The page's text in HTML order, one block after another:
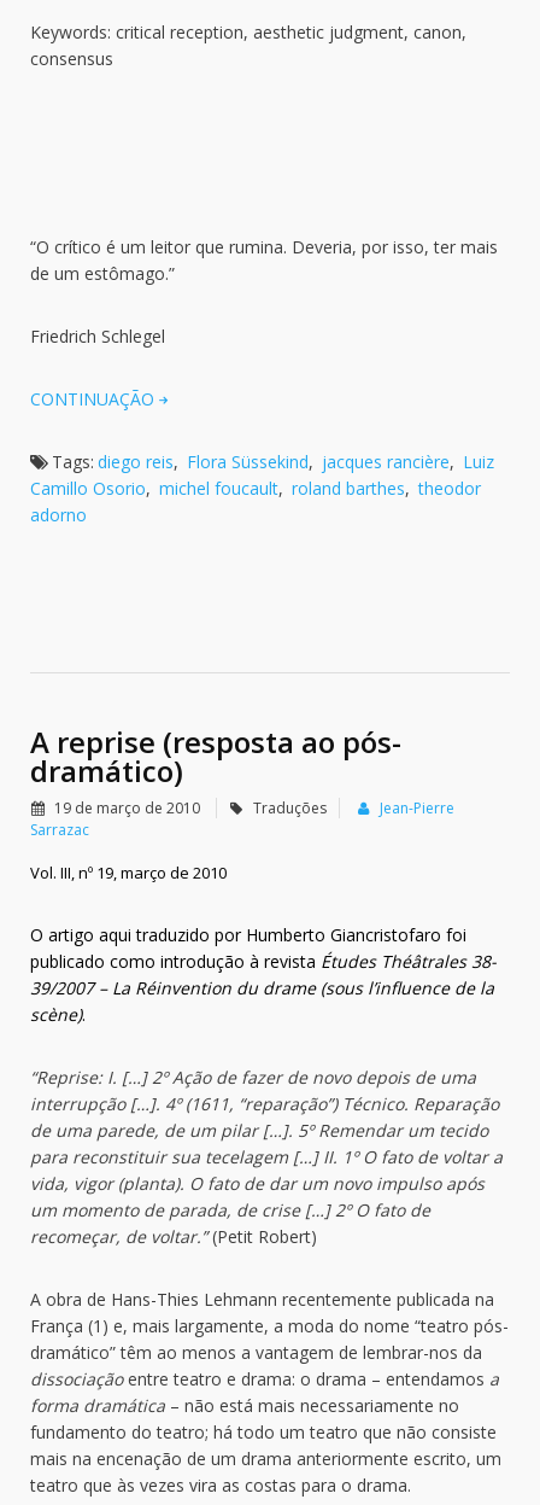
Keywords: critical reception, aesthetic judgment, canon,
consensus
“O crítico é um leitor que rumina. Deveria, por isso, ter mais
de um estômago.”
Friedrich Schlegel
CONTINUAÇÃO
Tags: diego reis, Flora Süssekind, jacques rancière, Luiz
Camillo Osorio, michel foucault, roland barthes, theodor
adorno
A reprise (resposta ao pós-
dramático)
19 de março de 2010 Traduções
Jean-Pierre
Sarrazac
Vol. III, nº 19, março de 2010
O artigo aqui traduzido por Humberto Giancristofaro foi
publicado como introdução à revista Études Théâtrales 38-
39/2007 – La Réinvention du drame (sous l’influence de la
scène).
“Reprise: I. […] 2º Ação de fazer de novo depois de uma
interrupção […]. 4º (1611, “reparação”) Técnico. Reparação
de uma parede, de um pilar […]. 5º Remendar um tecido
para reconstituir sua tecelagem […] II. 1º O fato de voltar a
vida, vigor (planta). O fato de dar um novo impulso após
um momento de parada, de crise […] 2º O fato de
recomeçar, de voltar.”(Petit Robert)
A obra de Hans-Thies Lehmann recentemente publicada na
França (1) e, mais largamente, a moda do nome “teatro pós-
dramático” têm ao menos a vantagem de lembrar-nos da
dissociaçãoentre teatro e drama: o drama – entendamos a
forma dramática – não está mais necessariamente no
fundamento do teatro; há todo um teatro que não consiste
mais na encenação de um drama anteriormente escrito, um
teatro que às vezes vira as costas para o drama.